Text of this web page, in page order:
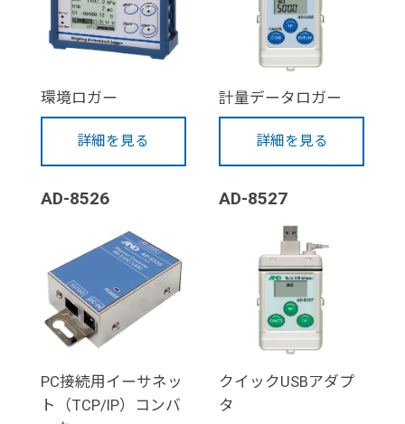
環境ロガー
詳細を見る
計量データロガー
詳細を見る
AD-8526
PC接続用イーサネッ
ト（TCP/IP）コンバ
AD-8527
クイックUSBアダプ
タ